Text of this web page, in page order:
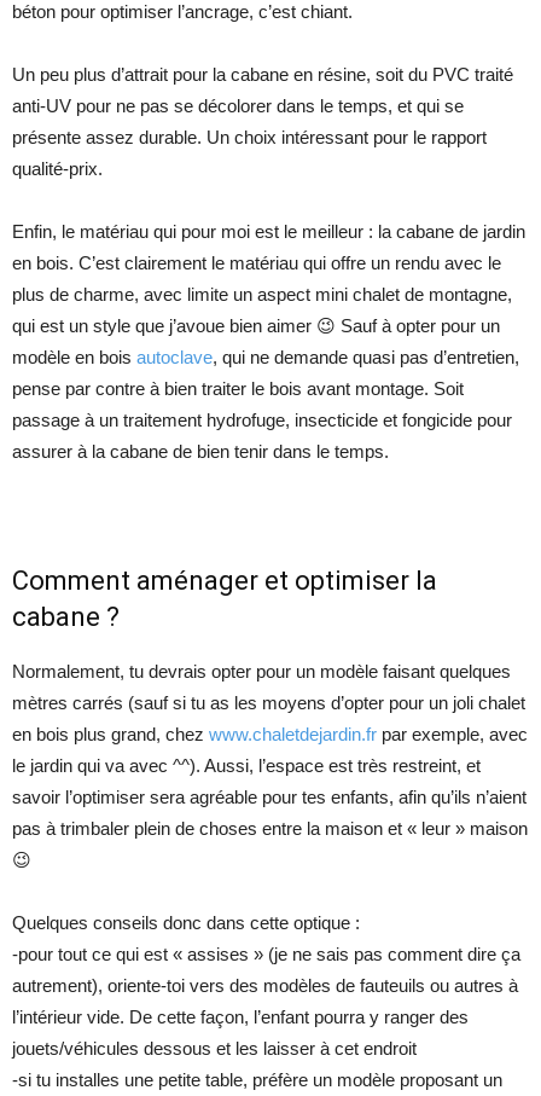
béton pour optimiser l’ancrage, c’est chiant.
Un peu plus d’attrait pour la cabane en résine, soit du PVC traité
anti-UV pour ne pas se décolorer dans le temps, et qui se
présente assez durable. Un choix intéressant pour le rapport
qualité-prix.
Enfin, le matériau qui pour moi est le meilleur : la cabane de jardin
en bois. C’est clairement le matériau qui offre un rendu avec le
plus de charme, avec limite un aspect mini chalet de montagne,
qui est un style que j’avoue bien aimer 😉 Sauf à opter pour un
modèle en bois autoclave, qui ne demande quasi pas d’entretien,
pense par contre à bien traiter le bois avant montage. Soit
passage à un traitement hydrofuge, insecticide et fongicide pour
assurer à la cabane de bien tenir dans le temps.
Comment aménager et optimiser la
cabane ?
Normalement, tu devrais opter pour un modèle faisant quelques
mètres carrés (sauf si tu as les moyens d’opter pour un joli chalet
en bois plus grand, chez www.chaletdejardin.fr par exemple, avec
le jardin qui va avec ^^). Aussi, l’espace est très restreint, et
savoir l’optimiser sera agréable pour tes enfants, afin qu’ils n’aient
pas à trimbaler plein de choses entre la maison et « leur » maison
😉
Quelques conseils donc dans cette optique :
-pour tout ce qui est « assises » (je ne sais pas comment dire ça
autrement), oriente-toi vers des modèles de fauteuils ou autres à
l’intérieur vide. De cette façon, l’enfant pourra y ranger des
jouets/véhicules dessous et les laisser à cet endroit
-si tu installes une petite table, préfère un modèle proposant un